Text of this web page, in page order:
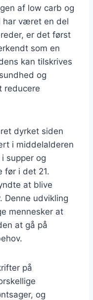
af low carb og
har været en del
er det først
som en
kan tilskrives
og
reducere
dyrket siden
i middelalderen
supper og
før i det 21.
at blive
Denne udvikling
mennesker at
at gå på
på
og